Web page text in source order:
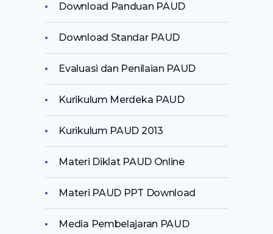
Download Panduan PAUD
Download Standar PAUD
Evaluasi dan Penilaian PAUD
Kurikulum Merdeka PAUD
Kurikulum PAUD 2013
Materi Diklat PAUD Online
Materi PAUD PPT Download
Media Pembelajaran PAUD